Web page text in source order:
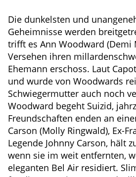
Die dunkelsten und
Geheimnisse werden
trifft es Ann Woodward (Demi
Versehen ihren
Ehemann erschoss. Laut
und wurde von Woodwards
Schwiegermutter auch noch
Woodward begeht Suizid,
Freundschaften enden an
Carson (Molly Ringwald), Ex-
Legende Johnny Carson, hält
wenn sie im weit entfernten,
eleganten Bel Air residiert.